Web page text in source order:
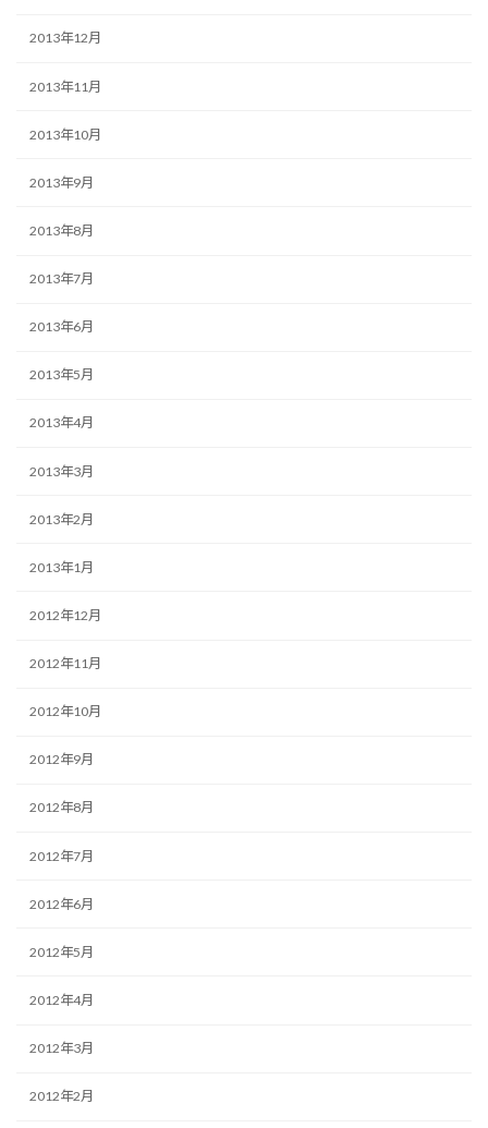
2013年12月
2013年11月
2013年10月
2013年9月
2013年8月
2013年7月
2013年6月
2013年5月
2013年4月
2013年3月
2013年2月
2013年1月
2012年12月
2012年11月
2012年10月
2012年9月
2012年8月
2012年7月
2012年6月
2012年5月
2012年4月
2012年3月
2012年2月